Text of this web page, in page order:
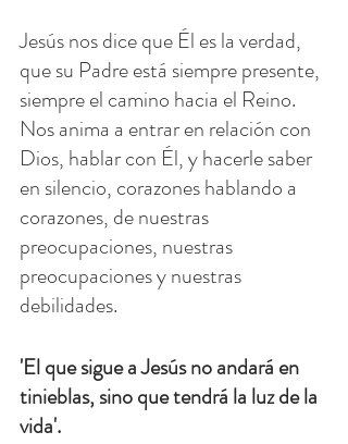
Jesús nos dice que Él es la verdad,
que su Padre está siempre presente,
siempre el camino hacia el Reino.
Nos anima a entrar en relación con
Dios, hablar con Él, y hacerle saber
en silencio, corazones hablando a
corazones, de nuestras
preocupaciones, nuestras
preocupaciones y nuestras
debilidades.
'El que sigue a Jesús no andará en
tinieblas, sino que tendrá la luz de la
vida'.